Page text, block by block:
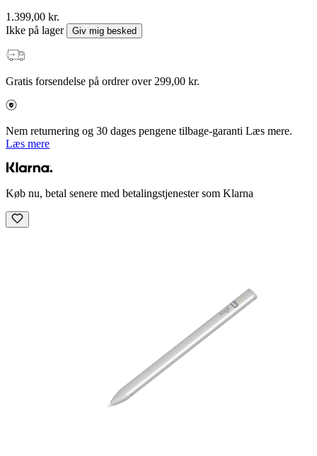
1.399,00 kr.
Ikke på lager
Giv mig besked
Gratis forsendelse på ordrer over 299,00 kr.
Nem returnering og 30 dages pengene tilbage-garanti Læs mere.
Læs mere
Køb nu, betal senere med betalingstjenester som Klarna